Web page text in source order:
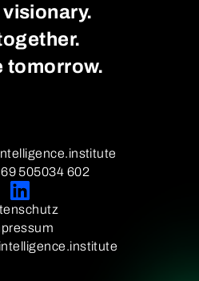
tomorrow.
505034 602